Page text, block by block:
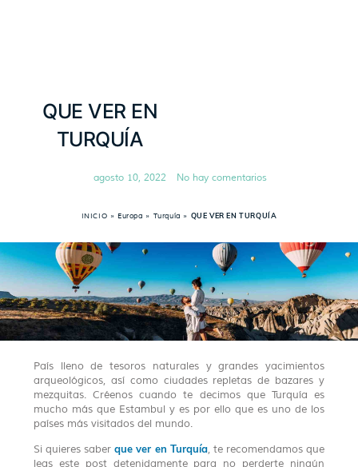
QUE VER EN
TURQUÍA
agosto 10, 2022 No hay comentarios
INICIO »Europa » Turquía » QUE VER EN TURQUÍA
País lleno de tesoros naturales y grandes yacimientos
arqueológicos, así como ciudades repletas de bazares y
mezquitas. Créenos cuando te decimos que Turquía es
mucho más que Estambul y es por ello que es uno de los
países más visitados del mundo.
Si quieres saberque ver en Turquía, te recomendamos que
leas este post detenidamente para no perderte ningún